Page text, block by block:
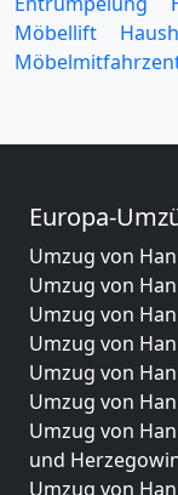
Möbellift
Europa-
Umzug von
Umzug von
Umzug von
Umzug von
Umzug von
Umzug von
Umzug von
und
Umzug von